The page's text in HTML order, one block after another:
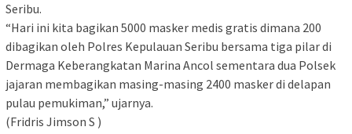
Seribu.
“Hari ini kita bagikan 5000 masker medis gratis dimana 200
dibagikan oleh Polres Kepulauan Seribu bersama tiga pilar di
Dermaga Keberangkatan Marina Ancol sementara dua Polsek
jajaran membagikan masing-masing 2400 masker di delapan
pulau pemukiman,” ujarnya.
(Fridris Jimson S )